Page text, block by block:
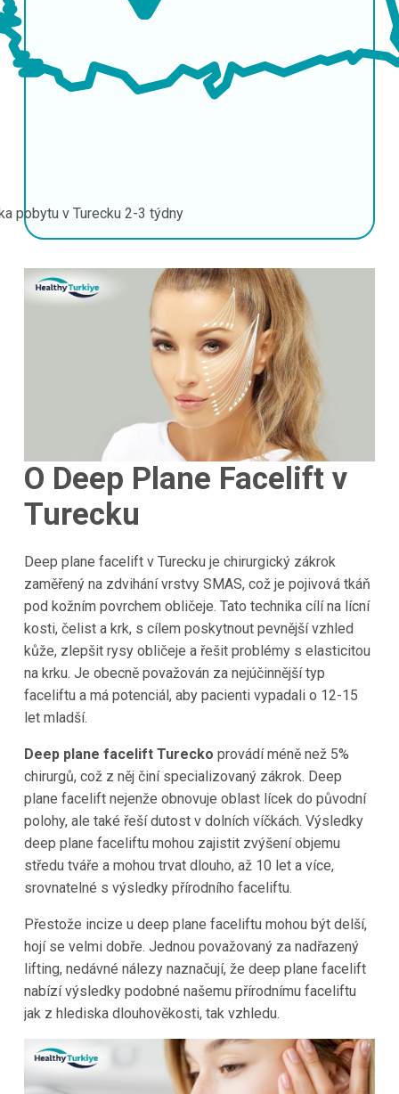
pobytu v Turecku 2-3 týdny
O Deep Plane Facelift v
Turecku
Deep plane facelift v Turecku je chirurgický zákrok
zaměřený na zdvihání vrstvy SMAS, což je pojivová tkáň
pod kožním povrchem obličeje. Tato technika cílí na lícní
kosti, čelist a krk, s cílem poskytnout pevnější vzhled
kůže, zlepšit rysy obličeje a řešit problémy s elasticitou
na krku. Je obecně považován za nejúčinnější typ
faceliftu a má potenciál, aby pacienti vypadali o 12-15
let mladší.
Deep plane facelift Turecko provádí méně než 5%
chirurgů, což z něj činí specializovaný zákrok. Deep
plane facelift nejenže obnovuje oblast lícek do původní
polohy, ale také řeší dutost v dolních víčkách. Výsledky
deep plane faceliftu mohou zajistit zvýšení objemu
středu tváře a mohou trvat dlouho, až 10 let a více,
srovnatelné s výsledky přírodního faceliftu.
Přestože incize u deep plane faceliftu mohou být delší,
hojí se velmi dobře. Jednou považovaný za nadřazený
lifting, nedávné nálezy naznačují, že deep plane facelift
nabízí výsledky podobné našemu přírodnímu faceliftu
jak z hlediska dlouhověkosti, tak vzhledu.